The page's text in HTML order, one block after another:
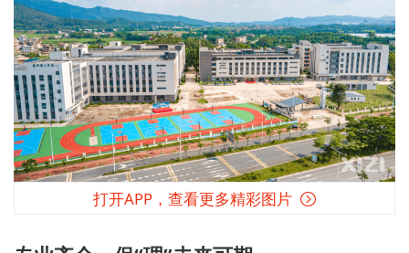
打开APP，查看更多精彩图片